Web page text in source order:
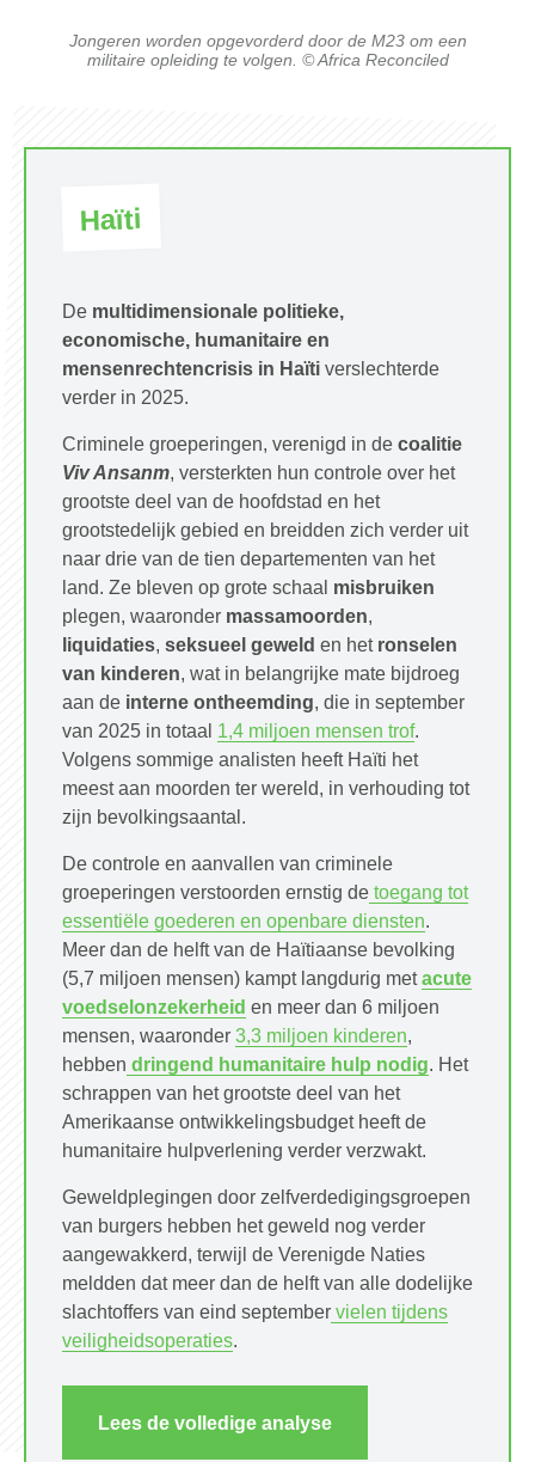
Jongeren worden opgevorderd door de M23 om een
militaire opleiding te volgen. © Africa Reconciled
Haïti
De multidimensionale politieke,
economische, humanitaire en
mensenrechtencrisis in Haïti verslechterde
verder in 2025.
Criminele groeperingen, verenigd in de coalitie
Viv Ansanm, versterkten hun controle over het
grootste deel van de hoofdstad en het
grootstedelijk gebied en breidden zich verder uit
naar drie van de tien departementen van het
land. Ze bleven op grote schaal misbruiken
plegen, waaronder massamoorden,
liquidaties, seksueel geweld en hetronselen
van kinderen, wat in belangrijke mate bijdroeg
aan de interne ontheemding, die in september
van 2025 in totaal 1,4 miljoen mensen trof.
Volgens sommige analisten heeft Haïti het
meest aan moorden ter wereld, in verhouding tot
zijn bevolkingsaantal.
De controle en aanvallen van criminele
groeperingen verstoorden ernstig de toegang tot
essentiële goederen en openbare diensten.
Meer dan de helft van de Haïtiaanse bevolking
(5,7 miljoen mensen) kampt langdurig metacute
voedselonzekerheid en meer dan 6 miljoen
mensen, waaronder 3,3 miljoen kinderen,
hebben dringend humanitaire hulp nodig. Het
schrappen van het grootste deel van het
Amerikaanse ontwikkelingsbudget heeft de
humanitaire hulpverlening verder verzwakt.
Geweldplegingen door zelfverdedigingsgroepen
van burgers hebben het geweld nog verder
aangewakkerd, terwijl de Verenigde Naties
meldden dat meer dan de helft van alle dodelijke
slachtoffers van eind september vielen tijdens
veiligheidsoperaties.
Lees de volledige analyse